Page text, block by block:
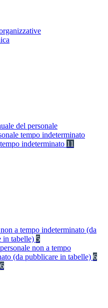
del personale
tempo indeterminato
indeterminato 11
a tempo indeterminato (da
in tabelle) 5
non a tempo
(da pubblicare in tabelle) 6
6